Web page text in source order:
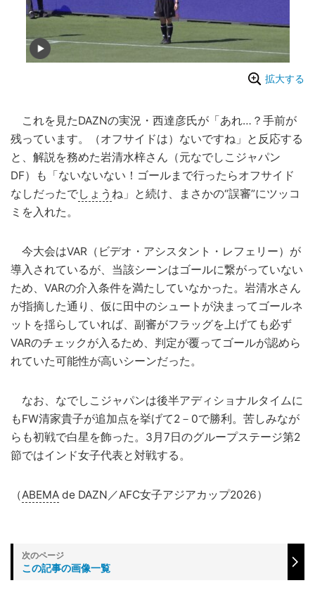
拡大する
これを見たDAZNの実況・西達彦氏が「あれ…？手前が
残っています。（オフサイドは）ないですね」と反応する
と、解説を務めた岩清水梓さん（元なでしこジャパン
DF）も「ないないない！ゴールまで行ったらオフサイド
なしだったでしょう ね」と続け、まさかの“誤審”にツッコ
ミを入れた。
今大会はVAR（ビデオ・アシスタント・レフェリー）が
導入されているが、当該シーンはゴールに繋がっていない
ため、VARの介入条件を満たしていなかった。岩清水さん
が指摘した通り、仮に田中のシュートが決まってゴールネ
ットを揺らしていれば、副審がフラッグを上げても必ず
VARのチェックが入るため、判定が覆ってゴールが認めら
れていた可能性が高いシーンだった。
なお、なでしこジャパンは後半アディショナルタイムに
もFW清家貴子が追加点を挙げて2－0で勝利。苦しみなが
らも初戦で白星を飾った。3月7日のグループステージ第2
節ではインド女子代表と対戦する。
（ABEMA de DAZN／AFC女子アジアカップ2026）
この記事の画像一覧